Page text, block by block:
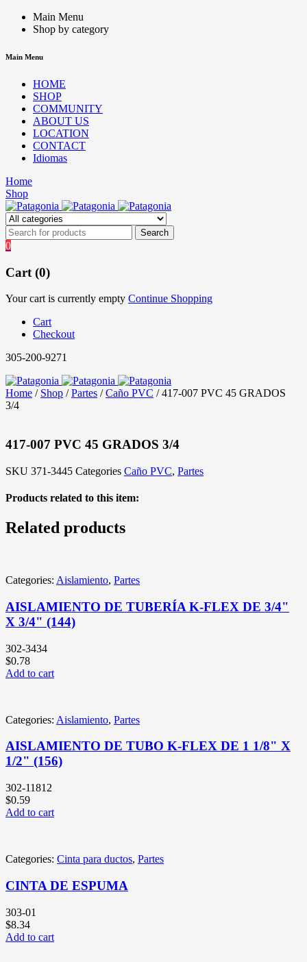
Main Menu
Shop by category
Main Menu
HOME
SHOP
COMMUNITY
ABOUT US
LOCATION
CONTACT
Idiomas
Home
Shop
0
Cart (0)
Your cart is currently empty Continue Shopping
Cart
Checkout
305-200-9271
Home / Shop /Partes /Caño PVC / 417-007 PVC 45 GRADOS
3/4
417-007 PVC 45 GRADOS 3/4
SKU 371-3445 Categories Caño PVC, Partes
Products related to this item:
Related products
Categories: Aislamiento, Partes
AISLAMIENTO DE TUBERÍA K-FLEX DE 3/4"
X 3/4" (144)
302-3434
$0.78
Add to cart
Categories: Aislamiento, Partes
AISLAMIENTO DE TUBO K-FLEX DE 1 1/8" X
1/2" (156)
302-11812
$0.59
Add to cart
Categories: Cinta para ductos, Partes
CINTA DE ESPUMA
303-01
$8.34
Add to cart